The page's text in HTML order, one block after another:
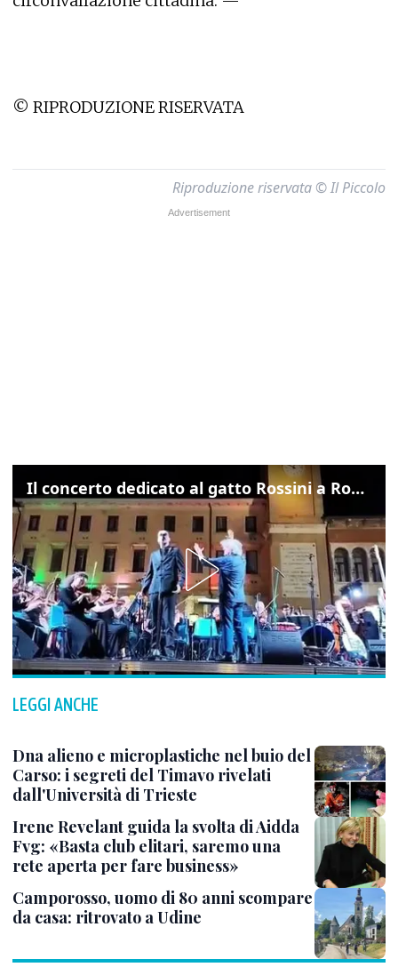
© RIPRODUZIONE RISERVATA
Riproduzione riservata © Il Piccolo
Il concerto dedicato al gatto Rossini a Rovigo: ecco un estratto
LEGGI ANCHE
Dna alieno e microplastiche nel buio del
Carso: i segreti del Timavo rivelati
dall'Università di Trieste
Irene Revelant guida la svolta di Aidda
Fvg: «Basta club elitari, saremo una
rete aperta per fare business»
Camporosso, uomo di 80 anni scompare
da casa: ritrovato a Udine